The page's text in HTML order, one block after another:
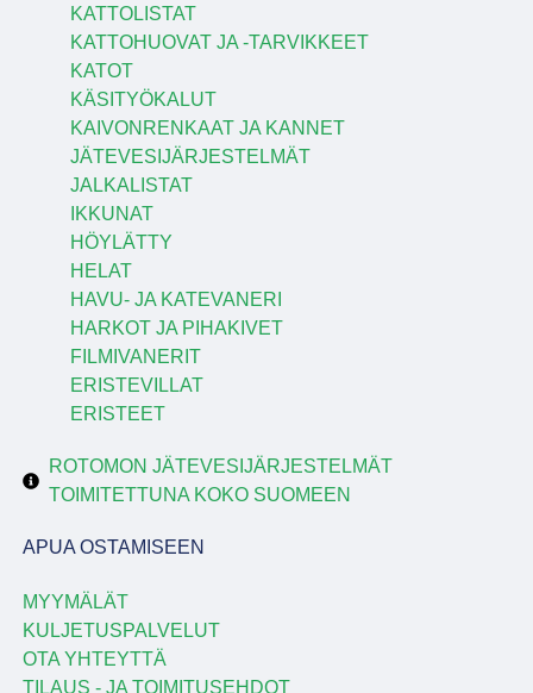
KATTOLISTAT
KATTOHUOVAT JA -TARVIKKEET
KATOT
KÄSITYÖKALUT
KAIVONRENKAAT JA KANNET
JÄTEVESIJÄRJESTELMÄT
JALKALISTAT
IKKUNAT
HÖYLÄTTY
HELAT
HAVU- JA KATEVANERI
HARKOT JA PIHAKIVET
FILMIVANERIT
ERISTEVILLAT
ERISTEET
ROTOMON JÄTEVESIJÄRJESTELMÄT
TOIMITETTUNA KOKO SUOMEEN
APUA OSTAMISEEN
MYYMÄLÄT
KULJETUSPALVELUT
OTA YHTEYTTÄ
TILAUS - JA TOIMITUSEHDOT